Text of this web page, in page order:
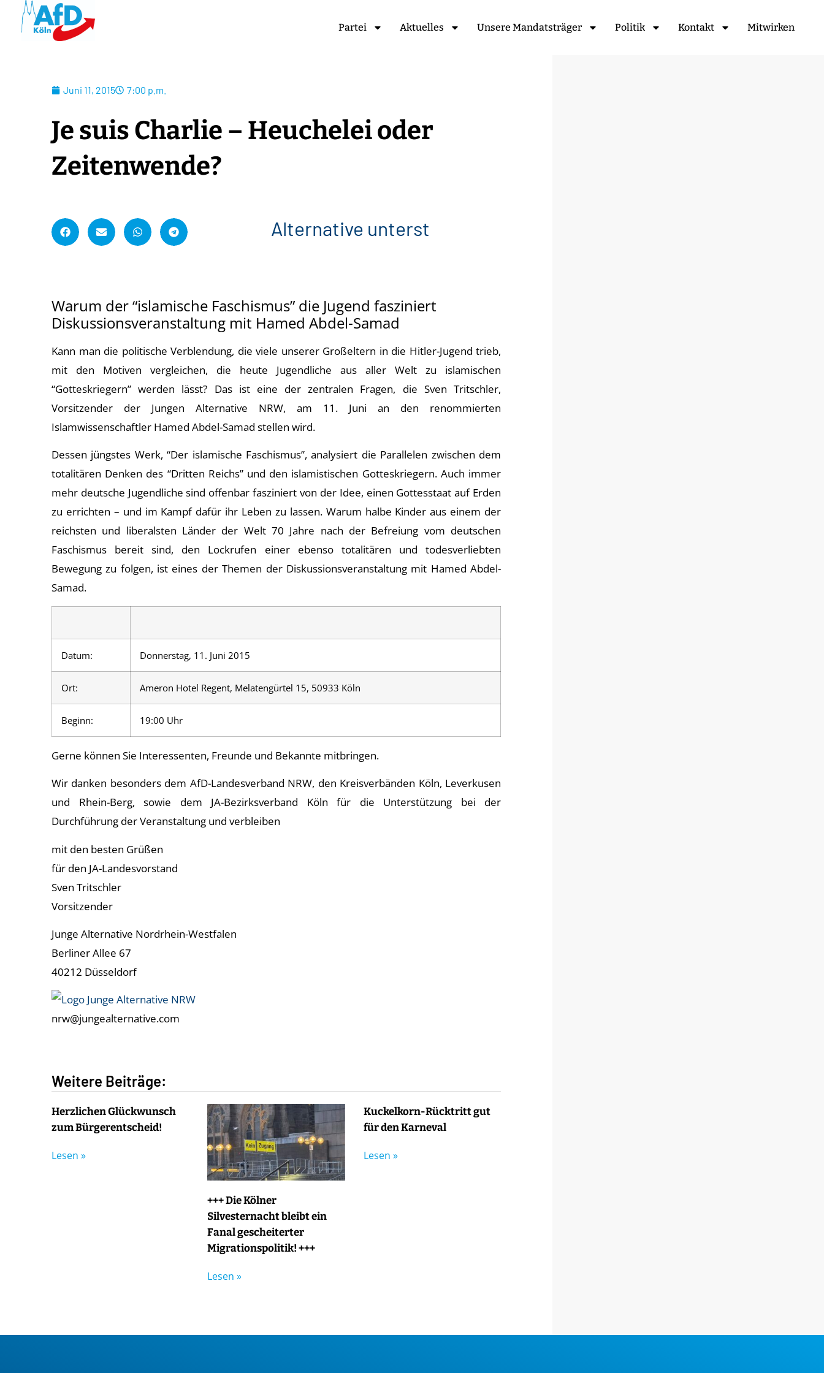
Partei Aktuelles Unsere Mandatsträger Politik Kontakt Mitwirken
Juni 11, 2015 7:00 p.m.
Je suis Charlie – Heuchelei oder
Zeitenwende?
ernativeunterstütz
Warum der “islamische Faschismus” die Jugend fasziniert
Diskussionsveranstaltung mit Hamed Abdel-Samad
Kann man die politische Verblendung, die viele unserer Großeltern in die Hitler-Jugend trieb,
mit den Motiven vergleichen, die heute Jugendliche aus aller Welt zu islamischen
“Gotteskriegern” werden lässt? Das ist eine der zentralen Fragen, die Sven Tritschler,
Vorsitzender der Jungen Alternative NRW, am 11. Juni an den renommierten
Islamwissenschaftler Hamed Abdel-Samad stellen wird.
Dessen jüngstes Werk, “Der islamische Faschismus”, analysiert die Parallelen zwischen dem
totalitären Denken des “Dritten Reichs” und den islamistischen Gotteskriegern. Auch immer
mehr deutsche Jugendliche sind offenbar fasziniert von der Idee, einen Gottesstaat auf Erden
zu errichten – und im Kampf dafür ihr Leben zu lassen. Warum halbe Kinder aus einem der
reichsten und liberalsten Länder der Welt 70 Jahre nach der Befreiung vom deutschen
Faschismus bereit sind, den Lockrufen einer ebenso totalitären und todesverliebten
Bewegung zu folgen, ist eines der Themen der Diskussionsveranstaltung mit Hamed Abdel-
Samad.
Datum: Donnerstag, 11. Juni 2015
Ort: Ameron Hotel Regent, Melatengürtel 15, 50933 Köln
Beginn: 19:00 Uhr
Gerne können Sie Interessenten, Freunde und Bekannte mitbringen.
Wir danken besonders dem AfD-Landesverband NRW, den Kreisverbänden Köln, Leverkusen
und Rhein-Berg, sowie dem JA-Bezirksverband Köln für die Unterstützung bei der
Durchführung der Veranstaltung und verbleiben
mit den besten Grüßen
für den JA-Landesvorstand
Sven Tritschler
Vorsitzender
Junge Alternative Nordrhein-Westfalen
Berliner Allee 67
40212 Düsseldorf
nrw@jungealternative.com
Weitere Beiträge:
Herzlichen Glückwunsch
zum Bürgerentscheid!
Lesen »
+++ Die Kölner
Silvesternacht bleibt ein
Fanal gescheiterter
Migrationspolitik! +++
Lesen »
Kuckelkorn-Rücktritt gut
für den Karneval
Lesen »